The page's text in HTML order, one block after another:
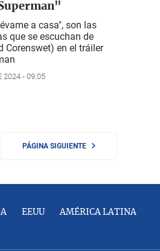
a casa", son las
que se escuchan de
Corenswet) en el tráiler
2024 - 09:05
PÁGINA SIGUIENTE
EEUU AMÉRICA LATINA